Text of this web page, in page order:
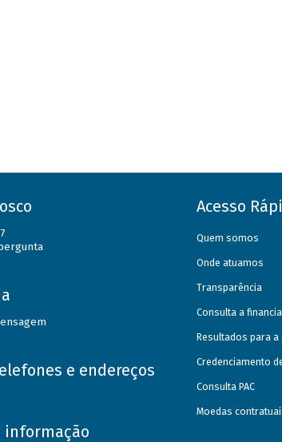
e endereços
informação
Acesso
Quem somos
Onde atuamos
Transparência
Consulta a
Resultados para a
Credenciamento
Consulta PAC
Moedas